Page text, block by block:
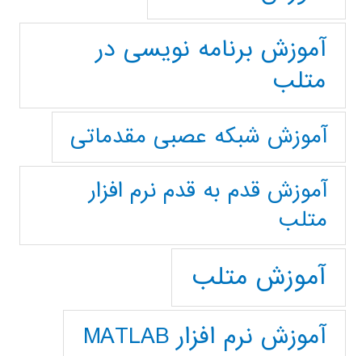
آموزش برنامه نویسی در
متلب
آموزش شبکه عصبی مقدماتی
آموزش قدم به قدم نرم افزار
متلب
آموزش متلب
آموزش نرم افزار MATLAB